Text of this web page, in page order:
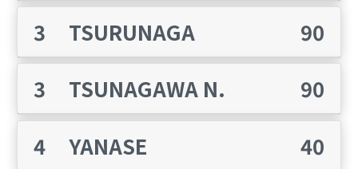
3
TSURUNAGA
90
3
TSUNAGAWA N.
90
4
YANASE
40